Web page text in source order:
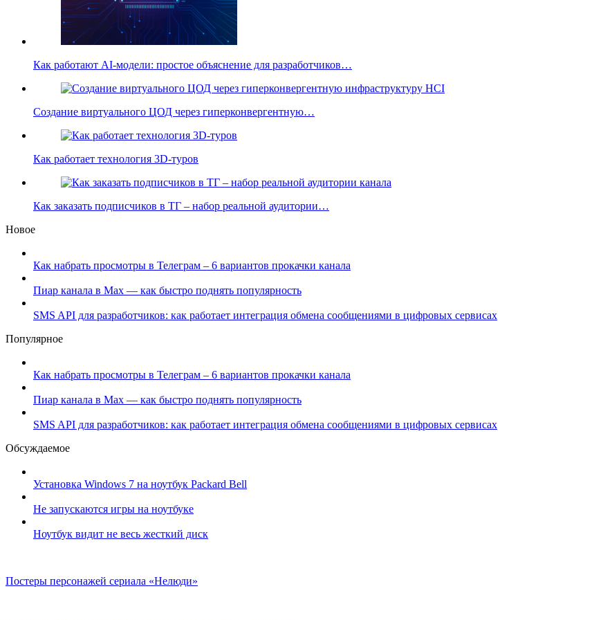
Как работают AI-модели: простое объяснение для разработчиков…
Создание виртуального ЦОД через гиперконвергентную…
Как работает технология 3D-туров
Как заказать подписчиков в ТГ – набор реальной аудитории…
Новое
Как набрать просмотры в Телеграм – 6 вариантов прокачки канала
Пиар канала в Max — как быстро поднять популярность
SMS API для разработчиков: как работает интеграция обмена сообщениями в цифровых сервисах
Популярное
Как набрать просмотры в Телеграм – 6 вариантов прокачки канала
Пиар канала в Max — как быстро поднять популярность
SMS API для разработчиков: как работает интеграция обмена сообщениями в цифровых сервисах
Обсуждаемое
Установка Windows 7 на ноутбук Packard Bell
Не запускаются игры на ноутбуке
Ноутбук видит не весь жесткий диск
Постеры персонажей сериала «Нелюди»